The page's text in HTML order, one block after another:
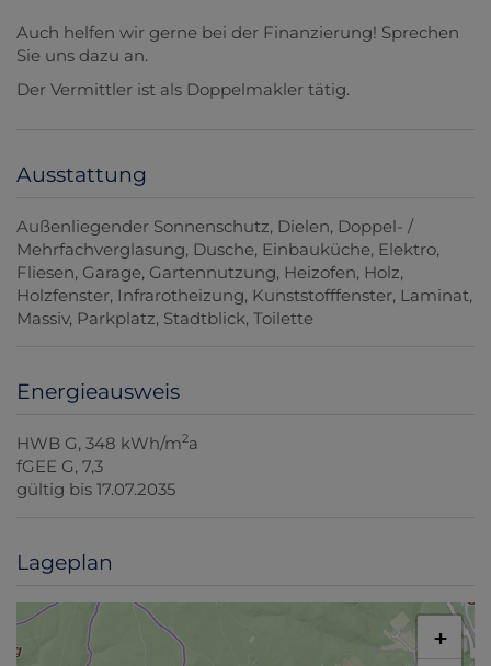
Auch helfen wir gerne bei der Finanzierung! Sprechen
Sie uns dazu an.
Der Vermittler ist als Doppelmakler tätig.
Ausstattung
Außenliegender Sonnenschutz Dielen Doppel- /
Mehrfachverglasung Dusche Einbauküche Elektro
Fliesen Garage Gartennutzung Heizofen Holz
Holzfenster Infrarotheizung Kunststofffenster Laminat
Massiv Parkplatz Stadtblick Toilette
Energieausweis
HWB G, 348 kWh/m2a
fGEE G, 7,3
gültig bis 17.07.2035
Lageplan
+